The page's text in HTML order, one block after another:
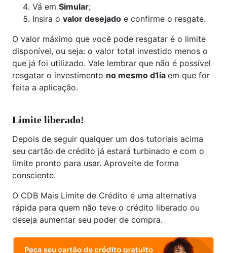
Vá em Simular;
Insira o valor desejado e confirme o resgate.
O valor máximo que você pode resgatar é o limite
disponível, ou seja: o valor total investido menos o
que já foi utilizado. Vale lembrar que não é possível
resgatar o investimento no mesmo d1ia em que for
feita a aplicação.
Limite liberado!
Depois de seguir qualquer um dos tutoriais acima
seu cartão de crédito já estará turbinado e com o
limite pronto para usar. Aproveite de forma
consciente.
O CDB Mais Limite de Crédito é uma alternativa
rápida para quem não teve o crédito liberado ou
deseja aumentar seu poder de compra.